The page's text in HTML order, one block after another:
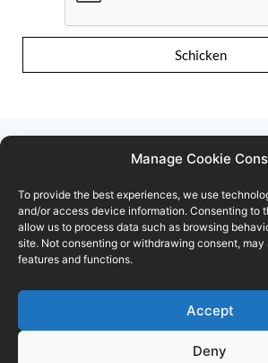
Manage Cookie
To provide the best experiences, we use
and/or access device information. Consenting to
allow us to process data such as browsing
site. Not consenting or withdrawing consent,
features and functions.
Accept
Deny
Schicken
Nutzungsbedingungen
Cookie-Richtlinie